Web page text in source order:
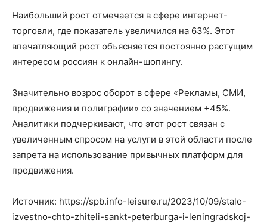
Наибольший рост отмечается в сфере интернет-
торговли, где показатель увеличился на 63%. Этот
впечатляющий рост объясняется постоянно растущим
интересом россиян к онлайн-шопингу.
Значительно возрос оборот в сфере «Рекламы, СМИ,
продвижения и полиграфии» со значением +45%.
Аналитики подчеркивают, что этот рост связан с
увеличенным спросом на услуги в этой области после
запрета на использование привычных платформ для
продвижения.
Источник: https://spb.info-leisure.ru/2023/10/09/stalo-
izvestno-chto-zhiteli-sankt-peterburga-i-leningradskoj-